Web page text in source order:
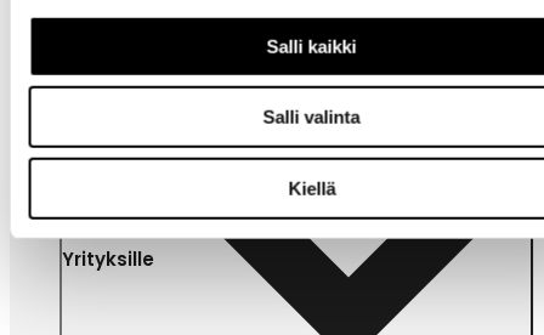
Salli kaikki
Salli valinta
Kiellä
Yrityksille